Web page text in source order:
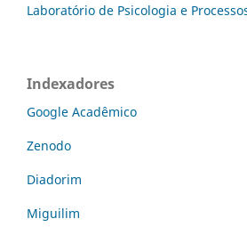
Laboratório de Psicologia e
Indexadores
Google Acadêmico
Zenodo
Diadorim
Miguilim